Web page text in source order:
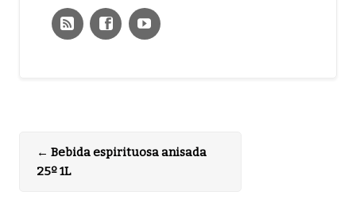
← Bebida espirituosa anisada
25º 1L